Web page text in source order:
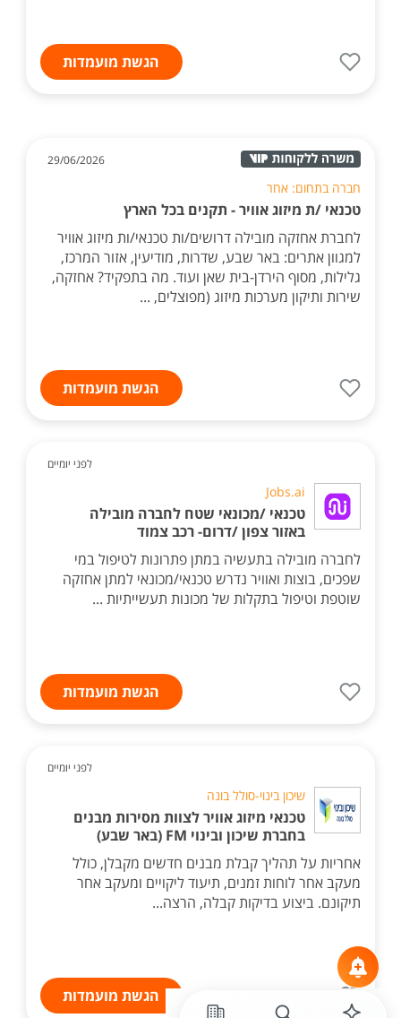
הגשת מועמדות
29/06/2026
חברה בתחום: אחר
טכנאי /ת מיזוג אוויר - תקנים בכל הארץ
לחברת אחזקה מובילה דרושים/ות טכנאי/ות מיזוג אוויר
למגוון אתרים: באר שבע, שדרות, מודיעין, אזור המרכז,
גלילות, מסוף הירדן-בית שאן ועוד. מה בתפקיד? אחזקה,
שירות ותיקון מערכות מיזוג (מפוצלים, ...
הגשת מועמדות
לפני יומיים
Jobs.ai
טכנאי /מכונאי שטח לחברה מובילה
באזור צפון /דרום- רכב צמוד
לחברה מובילה בתעשיה במתן פתרונות לטיפול במי
שפכים, בוצות ואוויר נדרש טכנאי/מכונאי למתן אחזקה
שוטפת וטיפול בתקלות של מכונות תעשייתיות ...
הגשת מועמדות
לפני יומיים
שיכון בינוי-סולל בונה
טכנאי מיזוג אוויר לצוות מסירות מבנים
בחברת שיכון ובינוי FM (באר שבע)
אחריות על תהליך קבלת מבנים חדשים מקבלן, כולל
מעקב אחר לוחות זמנים, תיעוד ליקויים ומעקב אחר
תיקונם. ביצוע בדיקות קבלה, הרצה...
הגשת מועמדות